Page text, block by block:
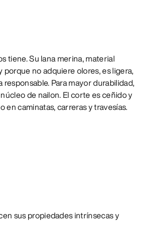
tiene. Su lana merina, material
no adquiere olores, es ligera,
Para mayor durabilidad,
de nailon. El corte es ceñido y
caminatas, carreras y travesías.
sus propiedades intrínsecas y